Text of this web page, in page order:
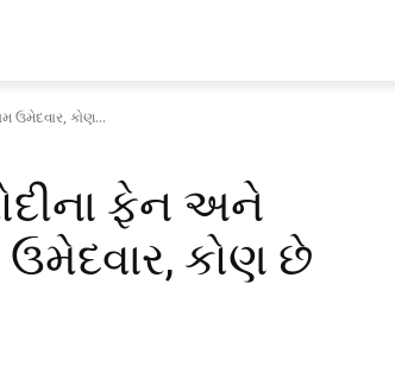
ઉમેદવાર, કોણ...
ફેન અને
કોણ છે